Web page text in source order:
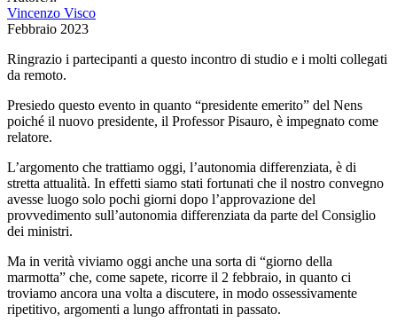
Vincenzo Visco
Febbraio 2023
Ringrazio i partecipanti a questo incontro di studio e i molti collegati
da remoto.
Presiedo questo evento in quanto “presidente emerito” del Nens
poiché il nuovo presidente, il Professor Pisauro, è impegnato come
relatore.
L’argomento che trattiamo oggi, l’autonomia differenziata, è di
stretta attualità. In effetti siamo stati fortunati che il nostro convegno
avesse luogo solo pochi giorni dopo l’approvazione del
provvedimento sull’autonomia differenziata da parte del Consiglio
dei ministri.
Ma in verità viviamo oggi anche una sorta di “giorno della
marmotta” che, come sapete, ricorre il 2 febbraio, in quanto ci
troviamo ancora una volta a discutere, in modo ossessivamente
ripetitivo, argomenti a lungo affrontati in passato.